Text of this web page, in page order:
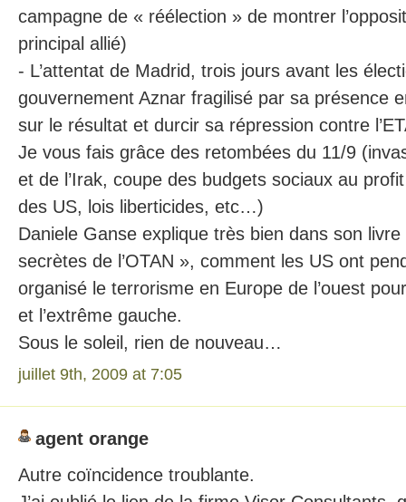
campagne de « réélection » de montrer
principal allié)
- L’attentat de Madrid, trois jours avant les
gouvernement Aznar fragilisé par sa présence
sur le résultat et durcir sa répression contre
Je vous fais grâce des retombées du 11/9
et de l’Irak, coupe des budgets sociaux au
des US, lois liberticides, etc…)
Daniele Ganse explique très bien dans son
secrètes de l’OTAN », comment les US ont
organisé le terrorisme en Europe de l’ouest
et l’extrême gauche.
Sous le soleil, rien de nouveau…
juillet 9th, 2009 at 7:05
agent orange
Autre coïncidence troublante.